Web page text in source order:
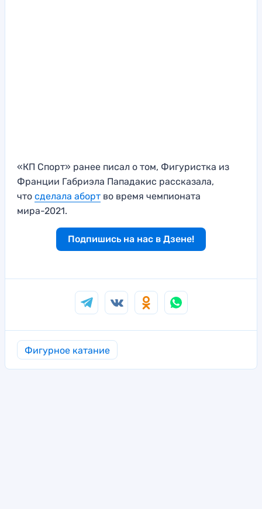
«КП Спорт» ранее писал о том, Фигуристка из
Франции Габриэла Пападакис рассказала,
что сделала аборт во время чемпионата
мира-2021.
Подпишись на нас в Дзене!
Фигурное катание